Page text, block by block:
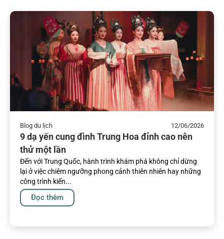
Blog du lịch 12/06/2026
9 dạ yến cung đình Trung Hoa đỉnh cao nên
thử một lần
Đến với Trung Quốc, hành trình khám phá không chỉ dừng
lại ở việc chiêm ngưỡng phong cảnh thiên nhiên hay những
công trình kiến...
Đọc thêm